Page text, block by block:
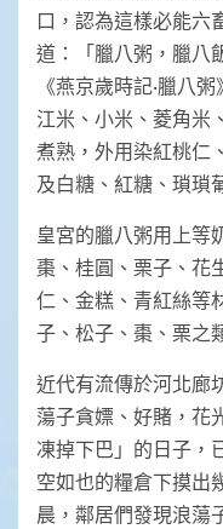
口，認為這樣必能六
道：「臘八粥，臘八
《燕京歲時記·臘八
江米、小米、菱角米
煮熟，外用染紅桃仁
及白糖、紅糖、瑣瑣
皇宮的臘八粥用上等
棗、桂圓、栗子、花
仁、金糕、青紅絲等
子、松子、棗、栗之
近代有流傳於河北廊
蕩子貪嫖、好賭，花
凍掉下巴」的日子，
空如也的糧倉下摸出
晨，鄰居們發現浪蕩